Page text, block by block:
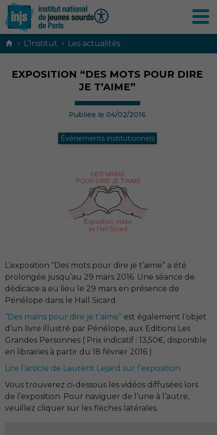
Contenu
› L’Institut › Les actualités
EXPOSITION “DES MOTS POUR DIRE
JE T’AIME”
Publiée le 04/02/2016
Évènements institutionnels
L’exposition “Des mots pour dire je t’aime” a été
prolongée jusqu’au 29 mars 2016. Une séance de
dédicace a eu lieu le 29 mars en présence de
Pénélope dans le Hall Sicard.
“Des mains pour dire je t’aime” est également l’objet
d’un livre illustré par Pénélope, aux Editions Les
Grandes Personnes ( Prix indicatif : 13,50€, disponible
en librairies à partir du 18 février 2016 ).
Lire l’article de Laurent Lejard sur l’exposition.
Vous trouverez ci-dessous les vidéos diffusées lors
de l’exposition. Pour naviguer de l’une à l’autre,
veuillez cliquer sur les flèches latérales.